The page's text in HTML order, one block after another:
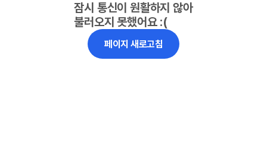
잠시 통신이 원활하지 않아
불러오지 못했어요 :(
페이지 새로고침